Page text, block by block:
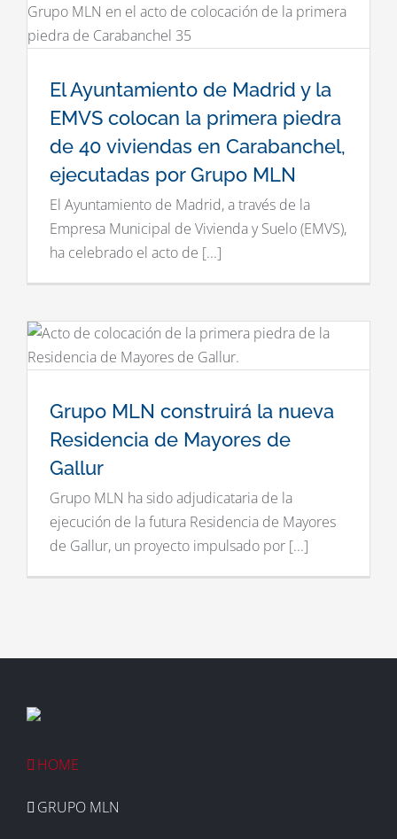
colocan la primera piedra de 40
viviendas en Carabanchel, ejecutadas
por Grupo MLN
El Ayuntamiento de Madrid y la
EMVS colocan la primera piedra
de 40 viviendas en Carabanchel,
ejecutadas por Grupo MLN
El Ayuntamiento de Madrid, a través de la
Empresa Municipal de Vivienda y Suelo (EMVS),
ha celebrado el acto de [...]
Grupo MLN construirá la nueva
Residencia de Mayores de Gallur
Grupo MLN construirá la nueva
Residencia de Mayores de
Gallur
Grupo MLN ha sido adjudicataria de la
ejecución de la futura Residencia de Mayores
de Gallur, un proyecto impulsado por [...]
HOME
GRUPO MLN